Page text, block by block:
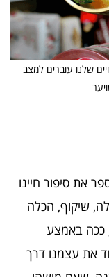
שלנו עוברים למצב
את סיפור חיינו
שיקוף, הכלה
ככה באמצע
את עצמנו דרך